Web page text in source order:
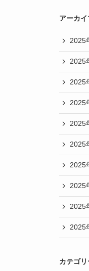
アーカイ
2025
2025
2025
2025
2025
2025
2025
2025
2025
2025
カテゴリ